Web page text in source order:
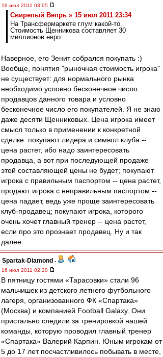
16 июл 2011 03:05
Свирепый Вепрь » 15 июл 2011 23:34
На Трансфермаркете глум какой-то.
Стоимость Щенникова составляет 30
миллионов евро:
Наверное, его Зенит собрался покупать :)
Вообще, понятия "рыночная стоимость игрока"
не существует: для нормального рынка
необходимо условно бесконечное число
продавцов данного товара и условно
бесконечное число его покупателей. Я не знаю
даже десяти Щенниковых. Цена игрока имеет
смысл только в применении к конкретной
сделке: покупают лидера и символ клуба --
цена растет, ибо надо заинтересовать
продавца, а вот при последующей продаже
этой составляющей цены не будет; покупают
игрока с правильным паспортом -- цена растет,
продают игрока с неправильным паспортом --
цена падает, ведь уже проще заинтересовать
клуб-продавец; покупают игрока, которого
очень хочет главный тренер -- цена растет,
если про это прознает продавец. Ну и так
далее.
Spartak-Diamond -
16 июл 2011 02:20
В пятницу гостями «Тарасовки» стали 96
мальчишек из детского летнего футбольного
лагеря, организованного ФК «Спартака»
(Москва) и компанией Football Galaxy. Они
пристально следили за тренировкой нашей
команды, которую проводил главный тренер
«Спартака» Валерий Карпин. Юным игрокам от
5 до 17 лет посчастливилось побывать в месте,